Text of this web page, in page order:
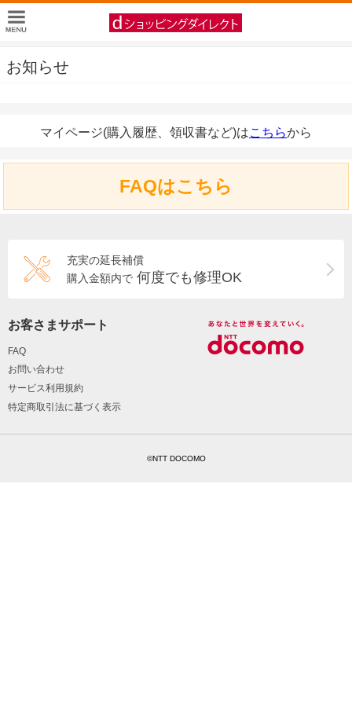
お知らせ
マイページ(購入履歴、領収書など)はこちらから
FAQはこちら
充実の延長補償
購入金額内で 何度でも修理OK
お客さまサポート
FAQ
お問い合わせ
サービス利用規約
特定商取引法に基づく表示
©NTT DOCOMO